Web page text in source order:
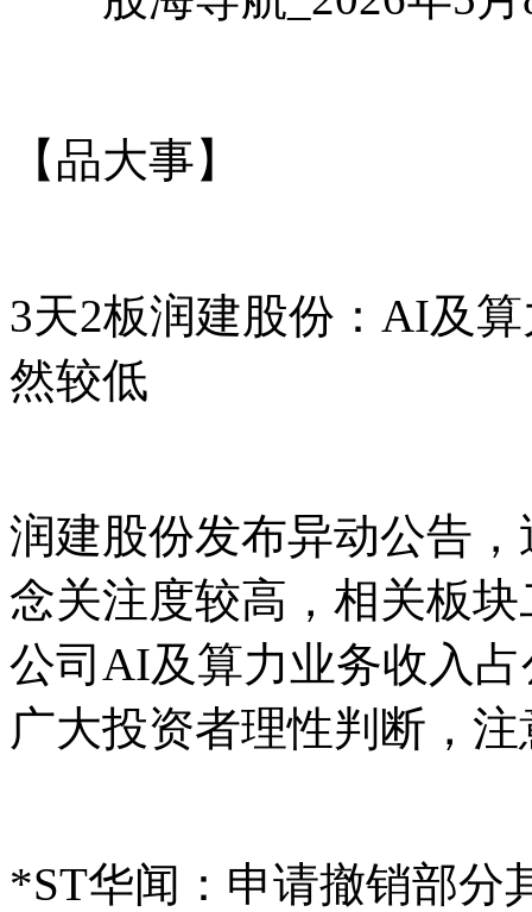
【品大事】
3天2板润建股份：AI及
然较低
润建股份发布异动公告
念关注度较高，相关板
公司AI及算力业务收入
广大投资者理性判断，
*ST华闻：申请撤销部分